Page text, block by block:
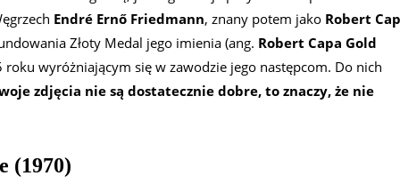
Endré Ernő Friedmann, znany potem jako Robert
Złoty Medal jego imienia (ang. Robert Capa Gold
wyróżniającym się w zawodzie jego następcom. Do nich
zdjęcia nie są dostatecznie dobre, to znaczy, że nie
(1970)